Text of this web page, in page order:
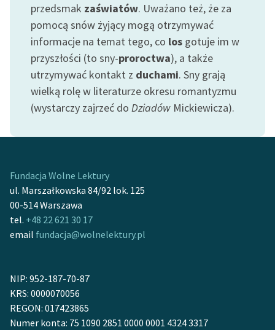
przedsmak zaświatów. Uważano też, że za
pomocą snów żyjący mogą otrzymywać
informacje na temat tego, co los gotuje im w
przyszłości (to sny-proroctwa), a także
utrzymywać kontakt z duchami. Sny grają
wielką rolę w literaturze okresu romantyzmu
(wystarczy zajrzeć do Dziadów Mickiewicza).
Fundacja Wolne Lektury
ul. Marszałkowska 84/92 lok. 125
00-514 Warszawa
tel. +48 22 621 30 17
email fundacja@wolnelektury.pl
NIP: 952-187-70-87
KRS: 0000070056
REGON: 017423865
Numer konta: 75 1090 2851 0000 0001 4324 3317